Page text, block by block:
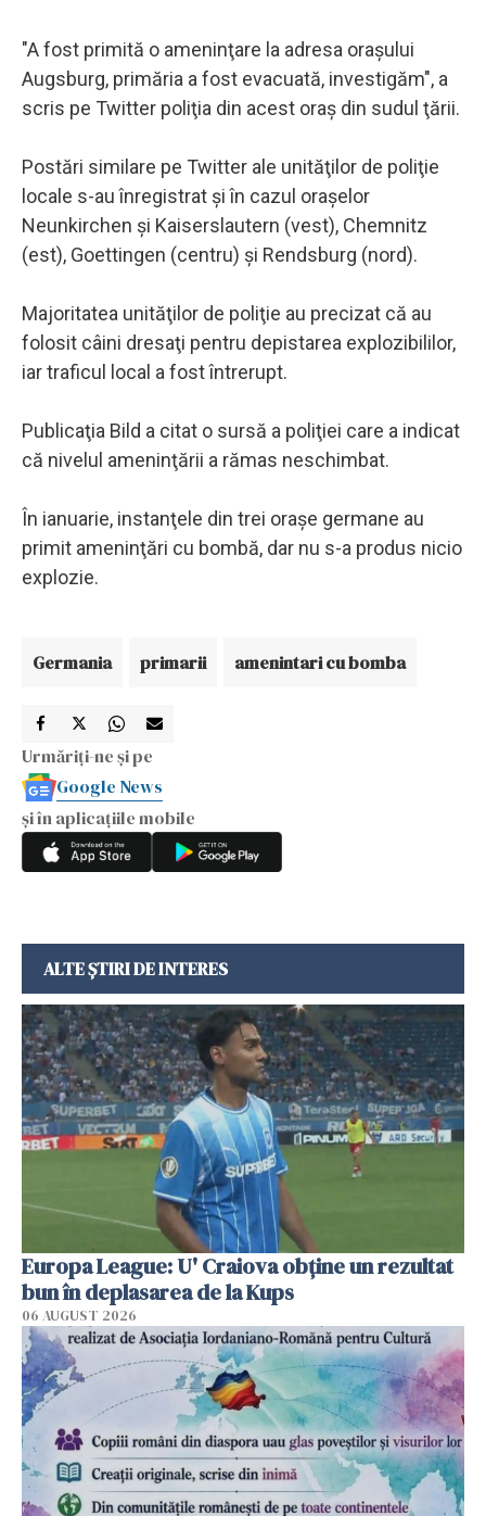
"A fost primită o ameninţare la adresa oraşului
Augsburg, primăria a fost evacuată, investigăm", a
scris pe Twitter poliţia din acest oraş din sudul ţării.
Postări similare pe Twitter ale unităţilor de poliţie
locale s-au înregistrat şi în cazul oraşelor
Neunkirchen şi Kaiserslautern (vest), Chemnitz
(est), Goettingen (centru) şi Rendsburg (nord).
Majoritatea unităţilor de poliţie au precizat că au
folosit câini dresaţi pentru depistarea explozibililor,
iar traficul local a fost întrerupt.
Publicaţia Bild a citat o sursă a poliţiei care a indicat
că nivelul ameninţării a rămas neschimbat.
În ianuarie, instanţele din trei oraşe germane au
primit ameninţări cu bombă, dar nu s-a produs nicio
explozie.
Germania primarii amenintari cu bomba
Urmăriți-ne și pe
Google News
și în aplicațiile mobile
ALTE ȘTIRI DE INTERES
Europa League: U' Craiova obține un rezultat
bun în deplasarea de la Kups
06 AUGUST 2026